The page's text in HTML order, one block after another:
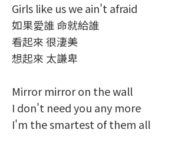
Girls like us we ain't afraid
如果愛誰 命就給誰
看起來 很淒美
想起來 太謙卑
Mirror mirror on the wall
I don't need you any more
I'm the smartest of them all